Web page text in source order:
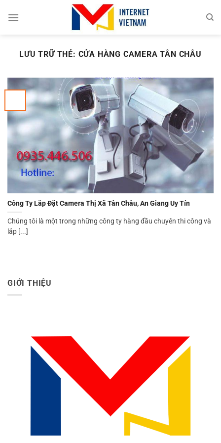
đến
LƯU TRỮ THẺ: CỬA HÀNG CAMERA TÂN CHÂU
Công Ty Lắp Đặt Camera Thị Xã Tân Châu, An Giang Uy Tín
Chúng tôi là một trong những công ty hàng đầu chuyên thi công và
lắp [...]
GIỚI THIỆU